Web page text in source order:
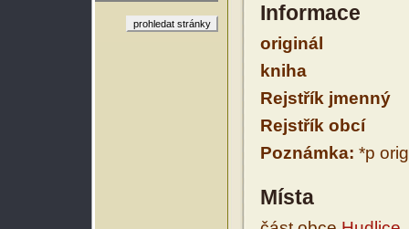
Informace
originál
kniha
Rejstřík jmenný
Rejstřík obcí
Poznámka: *p
Místa